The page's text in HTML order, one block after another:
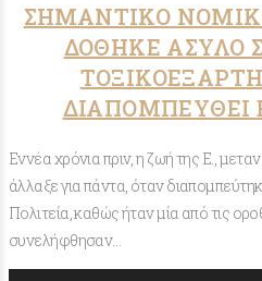
ΣΗΜΑΝΤΙΚΟ
ΔΟΘΗΚΕ ΑΣΥΛΟ
ΔΙΑΠΟΜΠΕΥΘΕΙ
Εννέα χρόνια πριν, η ζωή της Ε.,
άλλαξε για πάντα, όταν
Πολιτεία, καθώς ήταν μία από τις
συνελήφθησαν…